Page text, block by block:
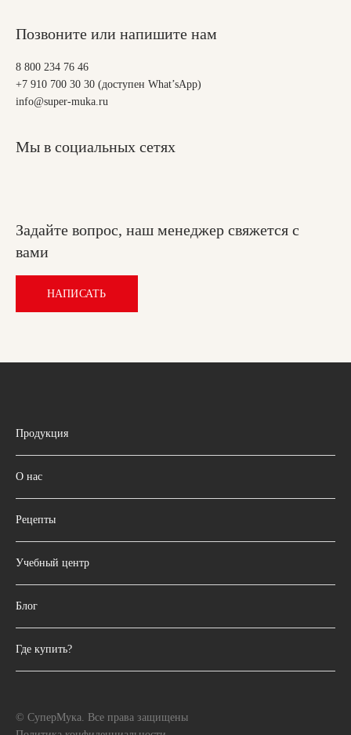
Позвоните или напишите нам
8 800 234 76 46
+7 910 700 30 30 (доступен What’sApp)
info@super-muka.ru
Мы в социальных сетях
Задайте вопрос, наш менеджер свяжется с
вами
НАПИСАТЬ
Продукция
О нас
Рецепты
Учебный центр
Блог
Где купить?
© СуперМука. Все права защищены